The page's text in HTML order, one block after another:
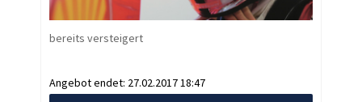
bereits versteigert
Angebot endet: 27.02.2017 18:47